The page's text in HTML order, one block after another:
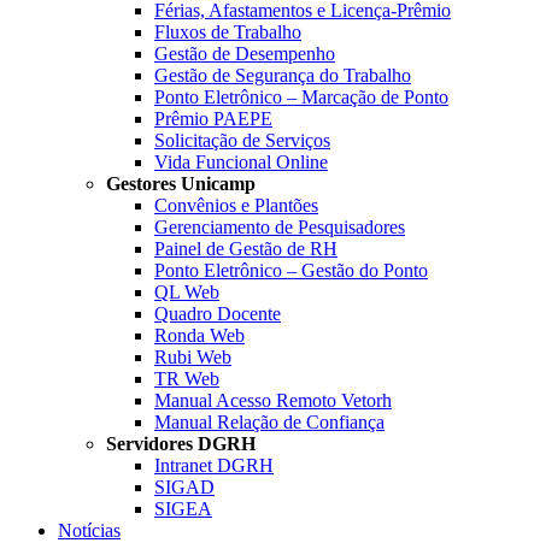
Férias, Afastamentos e Licença-Prêmio
Fluxos de Trabalho
Gestão de Desempenho
Gestão de Segurança do Trabalho
Ponto Eletrônico – Marcação de Ponto
Prêmio PAEPE
Solicitação de Serviços
Vida Funcional Online
Gestores Unicamp
Convênios e Plantões
Gerenciamento de Pesquisadores
Painel de Gestão de RH
Ponto Eletrônico – Gestão do Ponto
QL Web
Quadro Docente
Ronda Web
Rubi Web
TR Web
Manual Acesso Remoto Vetorh
Manual Relação de Confiança
Servidores DGRH
Intranet DGRH
SIGAD
SIGEA
Notícias